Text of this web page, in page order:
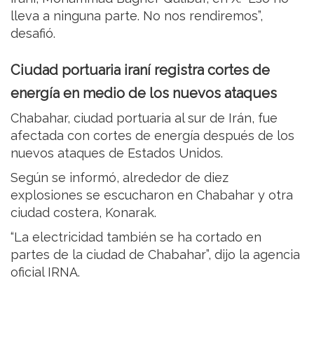
lleva a ninguna parte. No nos rendiremos”,
desafió.
Ciudad portuaria iraní registra cortes de
energía en medio de los nuevos ataques
Chabahar, ciudad portuaria al sur de Irán, fue
afectada con cortes de energía después de los
nuevos ataques de Estados Unidos.
Según se informó, alrededor de diez
explosiones se escucharon en Chabahar y otra
ciudad costera, Konarak.
“La electricidad también se ha cortado en
partes de la ciudad de Chabahar”, dijo la agencia
oficial IRNA.